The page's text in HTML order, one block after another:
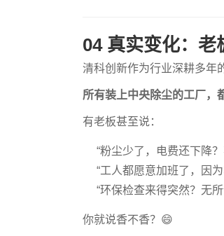
04 真实变化：
清科创新作为行业深耕多年
所有装上中央除尘的工厂，
有老板甚至说：
“粉尘少了，电费还下降
“工人都愿意加班了，因
“环保检查来得突然？无
你就说香不香？😄